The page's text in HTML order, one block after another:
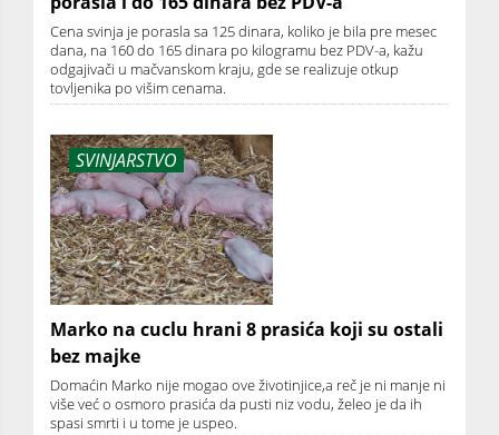
Cena svinja je porasla sa 125 dinara, koliko je bila pre mesec
dana, na 160 do 165 dinara po kilogramu bez PDV-a, kažu
odgajivači u mačvanskom kraju, gde se realizuje otkup
tovljenika po višim cenama.
SVINJARSTVO
Marko na cuclu hrani 8 prasića koji su ostali
bez majke
Domaćin Marko nije mogao ove životinjice,a reč je ni manje ni
više već o osmoro prasića da pusti niz vodu, želeo je da ih
spasi smrti i u tome je uspeo.